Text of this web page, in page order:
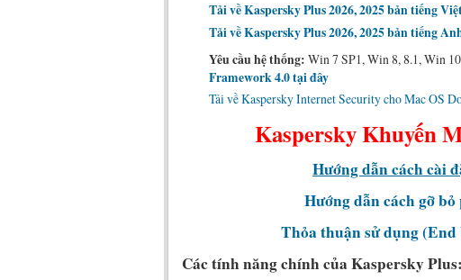
Tải về Kaspersky Plus 2026, 2025 bản tiếng
Tải về Kaspersky Plus 2026, 2025 bản tiếng
Yêu cầu hệ thống: Win 7 SP1, Win 8, 8.1, Win
Framework 4.0 tại đây
Tải về Kaspersky Internet Security cho Mac OS
Kaspersky Khuyến
Hướng dẫn cách cài
Hướng dẫn cách gỡ
Thỏa thuận sử dụng (End
Các tính năng chính của Kaspersky Plus: